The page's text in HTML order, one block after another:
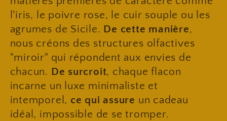
l'iris, le poivre rose, le cuir souple ou les
agrumes de Sicile. De cette manière,
nous créons des structures olfactives
"miroir" qui répondent aux envies de
chacun. De surcroît, chaque flacon
incarne un luxe minimaliste et
intemporel, ce qui assure un cadeau
idéal, impossible de se tromper.